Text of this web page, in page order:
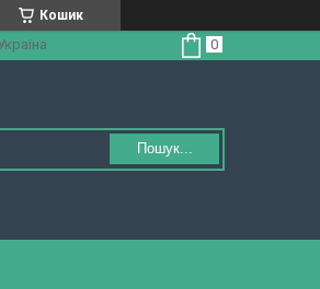
Кошик
Пошук...